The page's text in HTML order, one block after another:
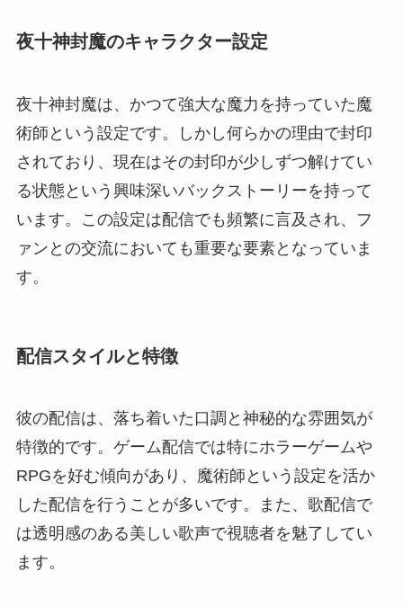
夜十神封魔のキャラクター設定
夜十神封魔は、かつて強大な魔力を持っていた魔
術師という設定です。しかし何らかの理由で封印
されており、現在はその封印が少しずつ解けてい
る状態という興味深いバックストーリーを持って
います。この設定は配信でも頻繁に言及され、フ
ァンとの交流においても重要な要素となっていま
す。
配信スタイルと特徴
彼の配信は、落ち着いた口調と神秘的な雰囲気が
特徴的です。ゲーム配信では特にホラーゲームや
RPGを好む傾向があり、魔術師という設定を活か
した配信を行うことが多いです。また、歌配信で
は透明感のある美しい歌声で視聴者を魅了してい
ます。